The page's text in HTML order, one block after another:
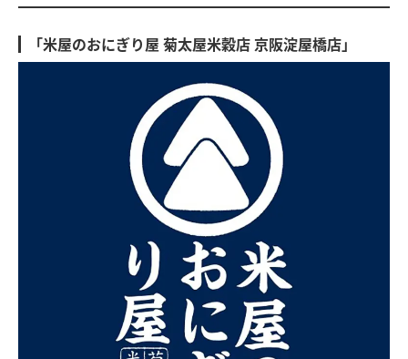
「米屋のおにぎり屋 菊太屋米穀店 京阪淀屋橋店」